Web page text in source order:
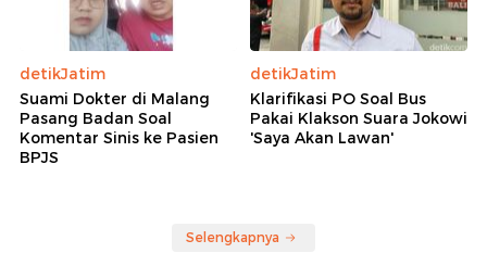
detikJatim
Suami Dokter di Malang
Pasang Badan Soal
Komentar Sinis ke Pasien
BPJS
detikJatim
Klarifikasi PO Soal Bus
Pakai Klakson Suara Jokowi
'Saya Akan Lawan'
Selengkapnya